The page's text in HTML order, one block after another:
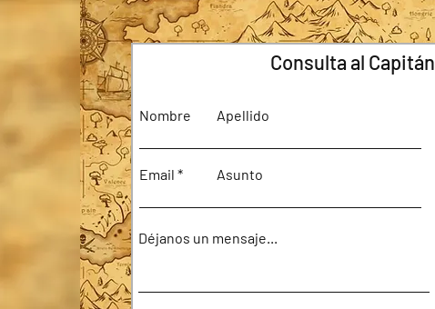
Consulta al Capitán
Nombre Apellido
Email Asunto
Déjanos un mensaje...